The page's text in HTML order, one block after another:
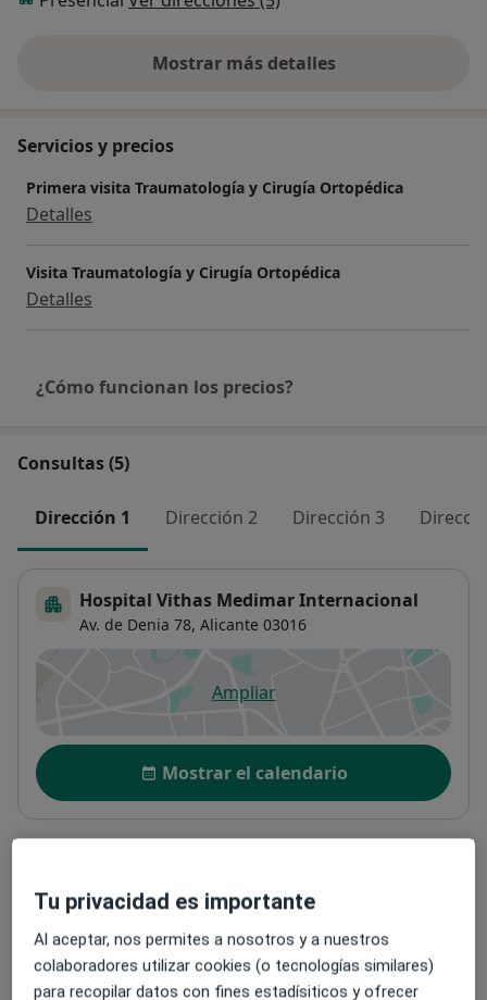
Mostrar más detalles
sobre la experiencia
Servicios y precios
Primera visita Traumatología y Cirugía Ortopédica
Detalles
Visita Traumatología y Cirugía Ortopédica
Detalles
¿Cómo funcionan los precios?
Consultas (5)
Dirección 1 Dirección 2 Dirección 3
Hospital Vithas Medimar Internacional
Av. de Denia 78, Alicante 03016
Ampliarse abre en una nueva
Disponibilidad
Mostrar el calendario
965 16...Mostrar número de teléfono
Mostrar número de teléfono
Tu privacidad es importante
Al aceptar, nos permites a nosotros y a nuestros
colaboradores utilizar cookies (o tecnologías similares)
para recopilar datos con fines estadísiticos y ofrecer